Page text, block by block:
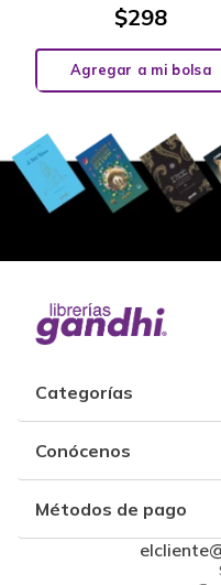
$298
Agregar a mi bolsa
Categorías
Conócenos
Métodos de pago